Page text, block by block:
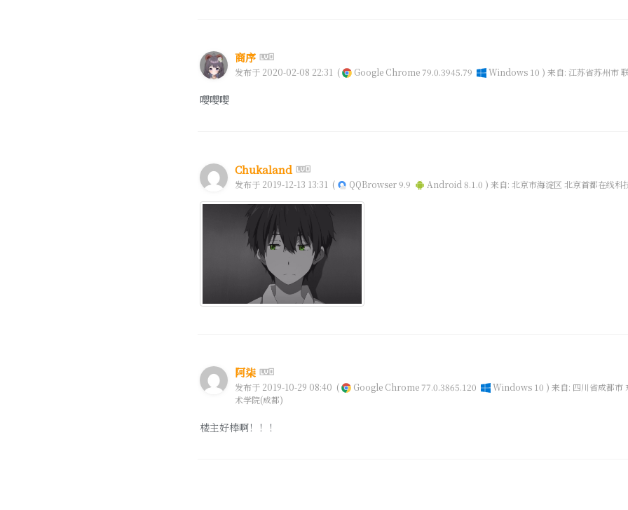
商序
发布于 2020-02-08 22:31 ( Google Chrome 79.0.3945.79 Windows 10 ) 来自: 江苏省苏州市
嘤嘤嘤
Chukaland
发布于 2019-12-13 13:31 ( QQBrowser 9.9 Android 8.1.0 ) 来自: 北京市海淀区 北京首都在线科
阿柒
发布于 2019-10-29 08:40 ( Google Chrome 77.0.3865.120 Windows 10 ) 来自: 四川省成都市
术学院(成都)
楼主好棒啊！！！